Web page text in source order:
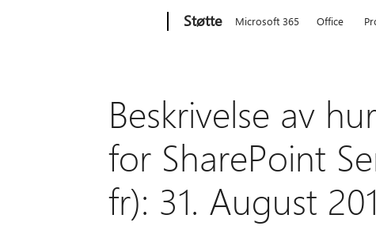
Støtte Microsoft 365 Office
Beskrivelse av
for SharePoint
fr): 31. August